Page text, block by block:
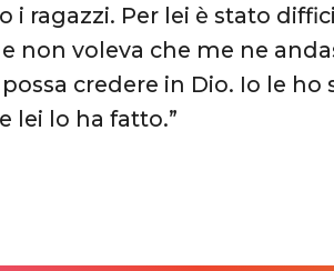
i ragazzi. Per lei è stato
non voleva che me ne
credere in Dio. Io le
lei lo ha fatto.”